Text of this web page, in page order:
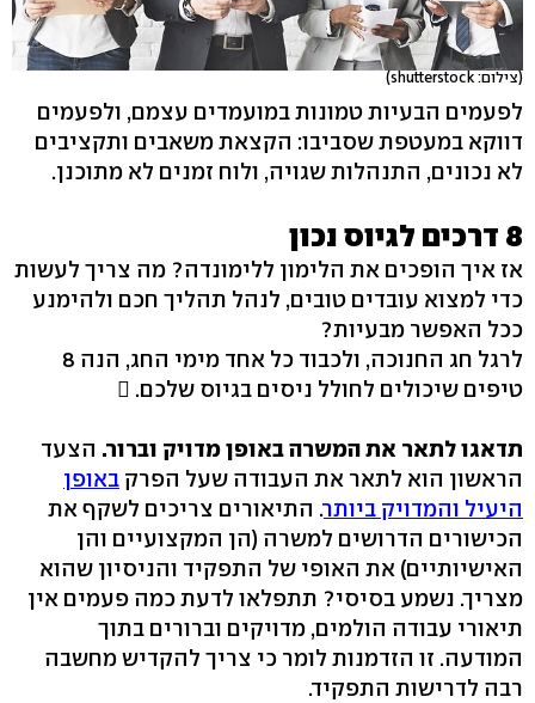
(צילום: shutterstock)
לפעמים הבעיות טמונות במועמדים עצמם, ולפעמים
דווקא במעטפת שסביבו: הקצאת משאבים ותקציבים
לא נכונים, התנהלות שגויה, ולוח זמנים לא מתוכנן.
8 דרכים לגיוס נכון
אז איך הופכים את הלימון ללימונדה? מה צריך לעשות
כדי למצוא עובדים טובים, לנהל תהליך חכם ולהימנע
ככל האפשר מבעיות?
לרגל חג החנוכה, ולכבוד כל אחד מימי החג, הנה 8
טיפים שיכולים לחולל ניסים בגיוס שלכם. 
תדאגו לתאר את המשרה באופן מדויק וברור. הצעד
הראשון הוא לתאר את העבודה שעל הפרק באופן
היעיל והמדויק ביותר. התיאורים צריכים לשקף את
הכישורים הדרושים למשרה (הן המקצועיים והן
האישיותיים) את האופי של התפקיד והניסיון שהוא
מצריך. נשמע בסיסי? תתפלאו לדעת כמה פעמים אין
תיאורי עבודה הולמים, מדויקים וברורים בתוך
המודעה. זו הזדמנות לומר כי צריך להקדיש מחשבה
רבה לדרישות התפקיד.